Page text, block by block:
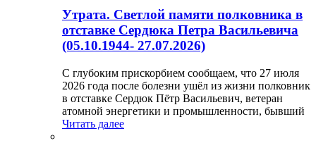
Утрата. Светлой памяти полковника в
отставке Сердюка Петра Васильевича
(05.10.1944- 27.07.2026)
С глубоким прискорбием сообщаем, что 27 июля
2026 года после болезни ушёл из жизни полковник
в отставке Сердюк Пётр Васильевич, ветеран
атомной энергетики и промышленности, бывший
Читать далее